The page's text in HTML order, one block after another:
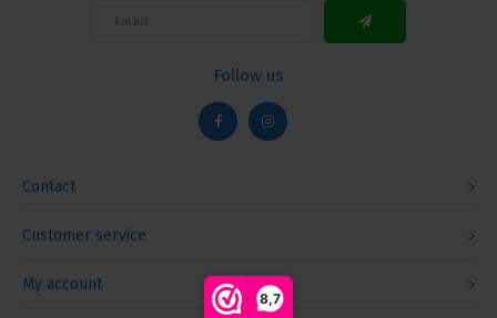
8,7
Contact
Follow us
Customer service
My account